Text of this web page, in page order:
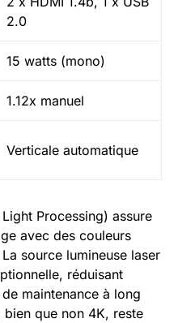
2.0
15 watts (mono)
1.12x manuel
Verticale automatique
Processing) assure
avec des couleurs
source lumineuse laser
réduisant
maintenance à long
que non 4K, reste